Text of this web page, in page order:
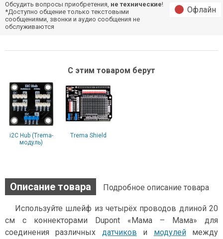
Обсудить вопросы приобретения, не технические!
*Доступно общение только текстовыми
сообщениями, звонки и аудио сообщения не
обслуживаются
Офлайн
С этим товаром берут
i2C Hub (Trema-
модуль)
Trema Shield
Описание товара Подробное описание товара
Используйте шлейф из четырёх проводов длиной 20
см с коннекторами Dupont «Мама – Мама» для
соединения различных датчиков и модулеймежду